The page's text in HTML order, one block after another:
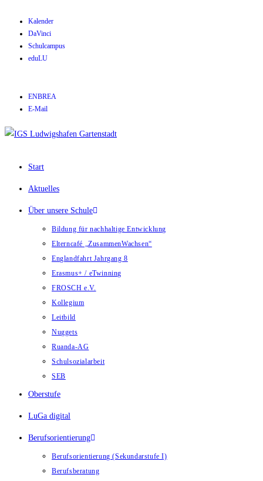
Kalender
DaVinci
Schulcampus
eduLU
ENBREA
E-Mail
Start
Aktuelles
Über unsere Schule
Bildung für nachhaltige Entwicklung
Elterncafé „ZusammenWachsen“
Englandfahrt Jahrgang 8
Erasmus+ / eTwinning
FROSCH e.V.
Kollegium
Leitbild
Nuggets
Ruanda-AG
Schulsozialarbeit
SEB
Oberstufe
LuGa digital
Berufsorientierung
Berufsorientierung (Sekundarstufe I)
Berufsberatung